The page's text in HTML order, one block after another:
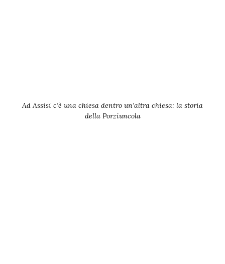
Ad Assisi c’è una chiesa dentro un’altra chiesa: la storia
della Porziuncola